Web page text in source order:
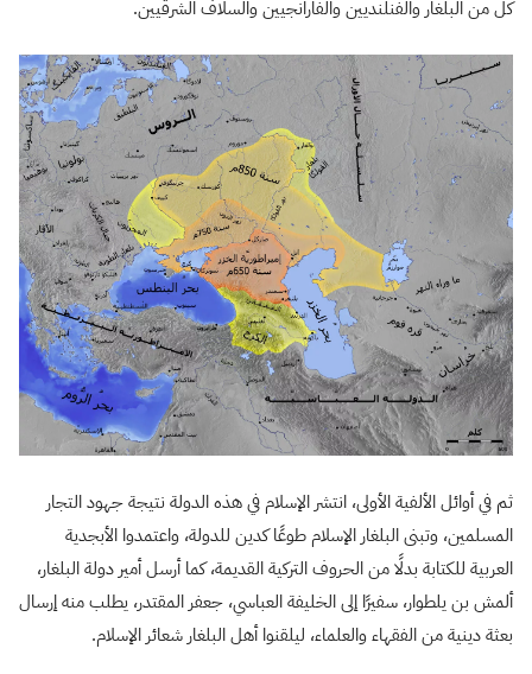
كل من البلغار والفنلنديين والفارانجيين والسلاف الشرقيين.
ثم في أوائل الألفية الأولى، انتشر الإسلام في هذه الدولة نتيجة جهود التجار
المسلمين، وتبنى البلغار الإسلام طوعًا كدين للدولة، واعتمدوا الأبجدية
العربية للكتابة بدلًا من الحروف التركية القديمة، كما أرسل أمير دولة البلغار،
ألمش بن يلطوار، سفيرًا إلى الخليفة العباسي، جعفر المقتدر، يطلب منه إرسال
بعثة دينية من الفقهاء والعلماء، ليلقنوا أهل البلغار شعائر الإسلام.